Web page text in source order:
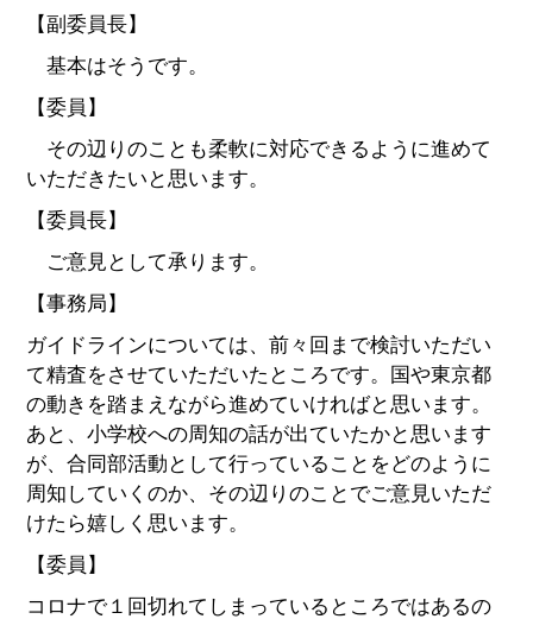
【副委員長】
基本はそうです。
【委員】
その辺りのことも柔軟に対応できるように進めて
いただきたいと思います。
【委員長】
ご意見として承ります。
【事務局】
ガイドラインについては、前々回まで検討いただい
て精査をさせていただいたところです。国や東京都
の動きを踏まえながら進めていければと思います。
あと、小学校への周知の話が出ていたかと思います
が、合同部活動として行っていることをどのように
周知していくのか、その辺りのことでご意見いただ
けたら嬉しく思います。
【委員】
コロナで１回切れてしまっているところではあるの